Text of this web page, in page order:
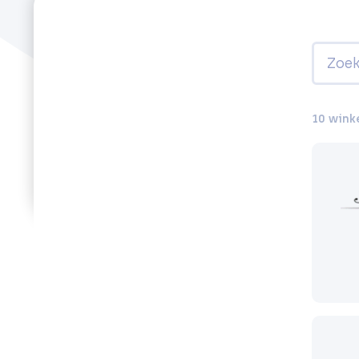
10